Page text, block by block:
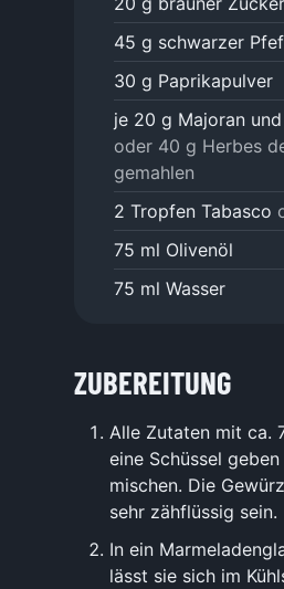
45 g schwarzer
30 g Paprikapulver
je 20 g Majoran
oder 40 g Herbes
gemahlen
2 Tropfen Tabasco
75 ml Olivenöl
75 ml Wasser
ZUBEREITUNG
Alle Zutaten mit ca.
eine Schüssel
mischen. Die
sehr zähflüssig sein.
In ein
lässt sie sich im